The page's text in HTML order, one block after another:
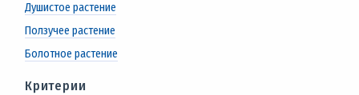
Душистое растение
Ползучее растение
Болотное растение
Критерии